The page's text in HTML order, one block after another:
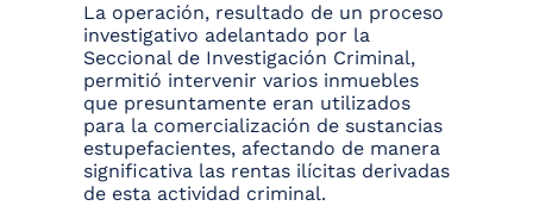
La operación, resultado de un proceso
investigativo adelantado por la
Seccional de Investigación Criminal,
permitió intervenir varios inmuebles
que presuntamente eran utilizados
para la comercialización de sustancias
estupefacientes, afectando de manera
significativa las rentas ilícitas derivadas
de esta actividad criminal.